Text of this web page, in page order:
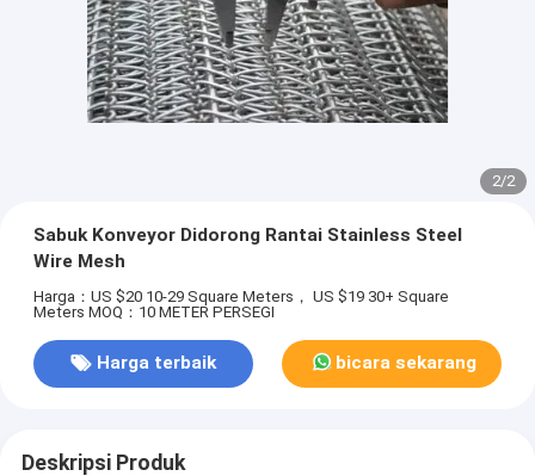
2/2
Sabuk Konveyor Didorong Rantai Stainless Steel
Wire Mesh
Harga：US $20 10-29 Square Meters， US $19 30+ Square
Meters MOQ：10 METER PERSEGI
Harga terbaik bicara sekarang
Deskripsi Produk